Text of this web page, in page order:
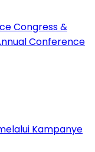
Congress &
Conference
Kampanye